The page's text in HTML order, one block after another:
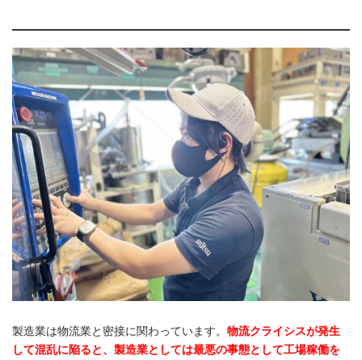
製造業は物流業と密接に関わっています。 物流クライシスが発生
して混乱に陥ると、製造業としては最悪の事態として工場稼働を